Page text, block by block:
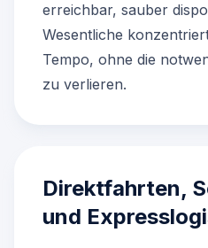
erreichbar, sauber
Wesentliche
Tempo, ohne die
zu verlieren.
Direktfahrten,
und